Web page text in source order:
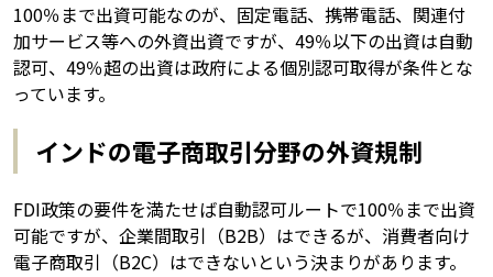
100％まで出資可能なのが、固定電話、携帯電話、関連付
加サービス等への外資出資ですが、49％以下の出資は自動
認可、49％超の出資は政府による個別認可取得が条件とな
っています。
インドの電子商取引分野の外資規制
FDI政策の要件を満たせば自動認可ルートで100％まで出資
可能ですが、企業間取引（B2B）はできるが、消費者向け
電子商取引（B2C）はできないという決まりがあります。